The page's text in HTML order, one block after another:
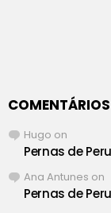
COMENTÁRIOS
Hugo on
Pernas de
Ana Antunes on
Pernas de